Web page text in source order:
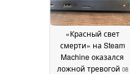
«Красный свет
смерти» на Steam
Machine оказался
ложной тревогой 08